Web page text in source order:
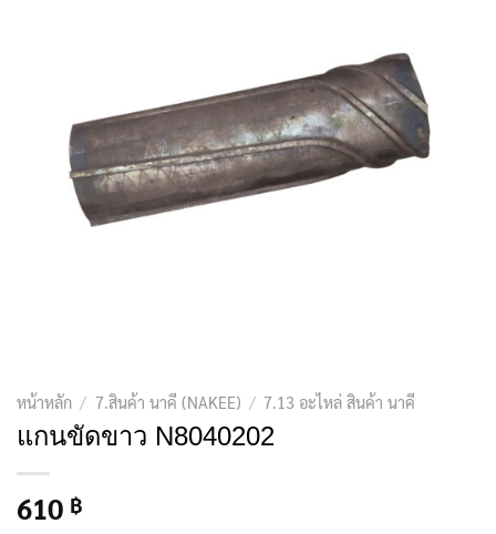
หน้าหลัก / 7.สินค้า นาคี (NAKEE) / 7.13 อะไหล่ สินค้า นาคี
แกนขัดขาว N8040202
610 ฿